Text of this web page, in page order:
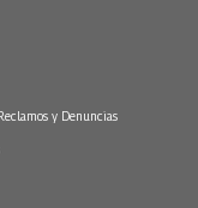
y Denuncias